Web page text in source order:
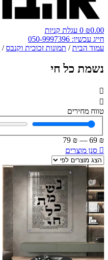
₪0.00
0 עגלת קניות
חייג עכשיו: 050-9997396
עמוד הבית/ תמונות זכוכית וקנבס/
נשמת כל חי
טווח מחירים
₪
69
—
₪
79
סנן מוצרים